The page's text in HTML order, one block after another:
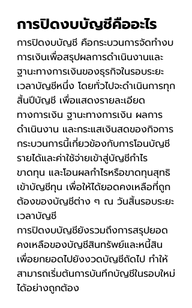
การปิดงบบัญชีคืออะไร
การปิดงบบัญชี คือกระบวนการจัดทำงบ
การเงินเพื่อสรุปผลการดำเนินงานและ
ฐานะทางการเงินของธุรกิจในรอบระยะ
เวลาบัญชีหนึ่ง โดยทั่วไปจะดำเนินการทุก
สิ้นปีบัญชี เพื่อแสดงรายละเอียด
ทางการเงิน ฐานะทางการเงิน ผลการ
ดำเนินงาน และกระแสเงินสดของกิจการ
กระบวนการนี้เกี่ยวข้องกับการโอนบัญชี
รายได้และค่าใช้จ่ายเข้าสู่บัญชีกำไร
ขาดทุน และโอนผลกำไรหรือขาดทุนสุทธิ
เข้าบัญชีทุน เพื่อให้ได้ยอดคงเหลือที่ถูก
ต้องของบัญชีต่าง ๆ ณ วันสิ้นรอบระยะ
เวลาบัญชี
การปิดงบบัญชียังรวมถึงการสรุปยอด
คงเหลือของบัญชีสินทรัพย์และหนี้สิน
เพื่อยกยอดไปยังงวดบัญชีถัดไป ทำให้
สามารถเริ่มต้นการบันทึกบัญชีในรอบใหม่
ได้อย่างถูกต้อง